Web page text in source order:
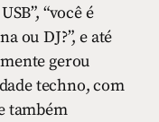
“você é
ou DJ?”, e até
gerou
techno, com
também